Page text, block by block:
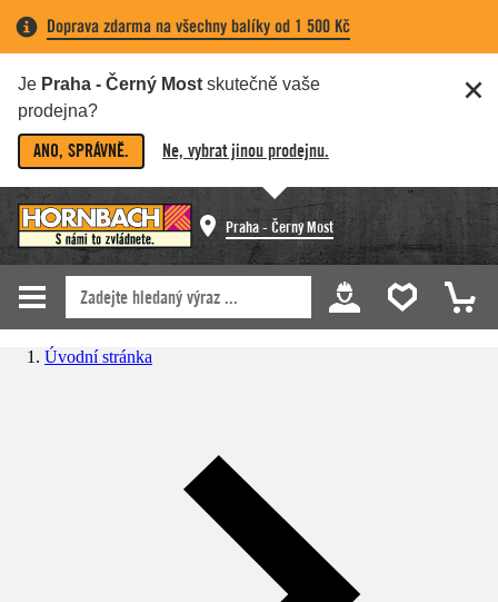
Doprava zdarma na všechny balíky od 1 500 Kč
Je Praha - Černý Most skutečně vaše
prodejna?
ANO, SPRÁVNĚ. Ne, vybrat jinou prodejnu.
Praha - Černý Most
Úvodní stránka